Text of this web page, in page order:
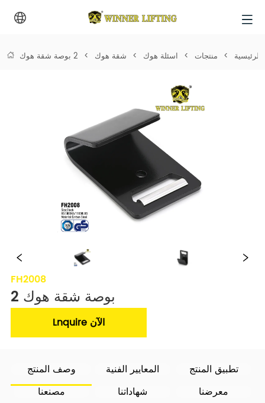
> منتجات > اسئلة هوك > شقة هوك > 2 بوصة شقة هوك
FH2008
2 بوصة شقة هوك
Lnquire الآن
وصف المنتج المعايير الفنية
تطبيق المنتج
مصنعنا
شهاداتنا معرضنا